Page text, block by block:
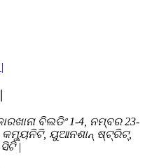
ବିଲଡିଂ 1-4, ନମ୍ବର 23-
କମ୍ୟୁନିଟି, ୟୁଆନଶାନ୍ ଷ୍ଟ୍ରିଟ୍,
|